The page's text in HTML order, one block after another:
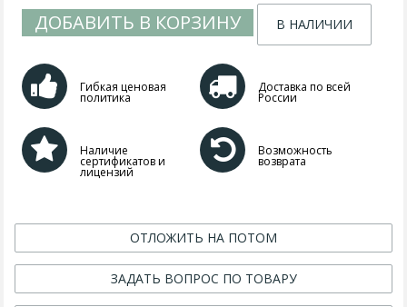
ДОБАВИТЬ В КОРЗИНУ В НАЛИЧИИ
Гибкая ценовая
политика
Доставка по всей
России
Наличие
сертификатов и
лицензий
Возможность
возврата
ОТЛОЖИТЬ НА ПОТОМ
ЗАДАТЬ ВОПРОС ПО ТОВАРУ